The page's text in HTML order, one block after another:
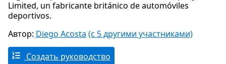
Limited, un fabricante británico de automóviles
deportivos.
Автор: Diego Acosta (с 5 другими участниками)
Создать руководство